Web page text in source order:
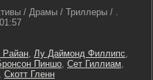
/ Драмы / Триллеры / .
Райан, Лу Даймонд Филлипс,
Пиншо, Сет Гиллиам,
, Скотт Гленн